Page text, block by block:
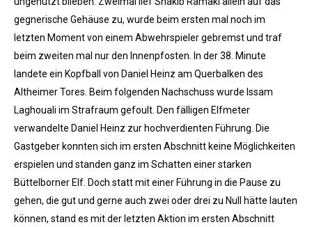
gegnerische Gehäuse zu, wurde beim ersten mal noch im
letzten Moment von einem Abwehrspieler gebremst und traf
beim zweiten mal nur den Innenpfosten. In der 38. Minute
landete ein Kopfball von Daniel Heinz am Querbalken des
Altheimer Tores. Beim folgenden Nachschuss wurde Issam
Laghouali im Strafraum gefoult. Den fälligen Elfmeter
verwandelte Daniel Heinz zur hochverdienten Führung. Die
Gastgeber konnten sich im ersten Abschnitt keine Möglichkeiten
erspielen und standen ganz im Schatten einer starken
Büttelborner Elf. Doch statt mit einer Führung in die Pause zu
gehen, die gut und gerne auch zwei oder drei zu Null hätte lauten
können, stand es mit der letzten Aktion im ersten Abschnitt